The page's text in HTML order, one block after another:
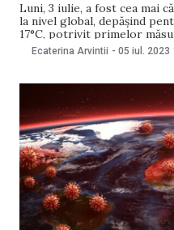
Luni, 3 iulie, a fost cea mai
la nivel global, depășind
17°C, potrivit primelor
organizație meteorologică
Ecaterina Arvintii - 05 iul. 2023